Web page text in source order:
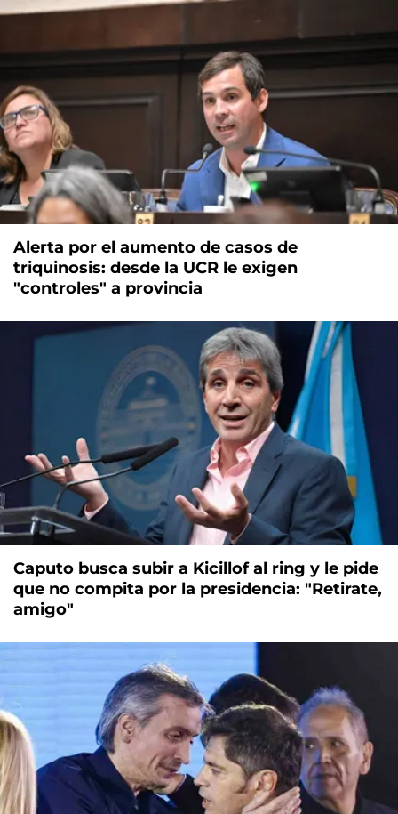
Alerta por el aumento de casos de
triquinosis: desde la UCR le exigen
"controles" a provincia
Caputo busca subir a Kicillof al ring y le pide
que no compita por la presidencia: "Retirate,
amigo"